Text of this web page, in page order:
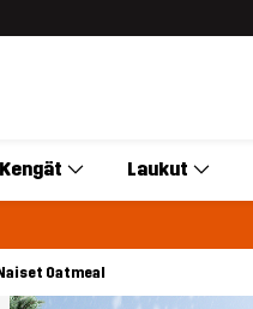
Kengät Laukut
Oatmeal